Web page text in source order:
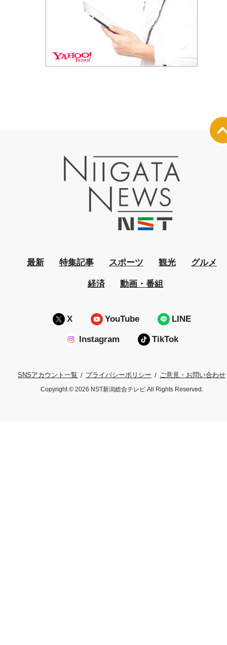
最新 特集記事 スポーツ 観光 グルメ
経済 動画・番組
X YouTube LINE
Instagram TikTok
SNSアカウント一覧 プライバシーポリシー ご意見・お問い合わせ
Copyright © 2026 NST新潟総合テレビ All Rights Reserved.